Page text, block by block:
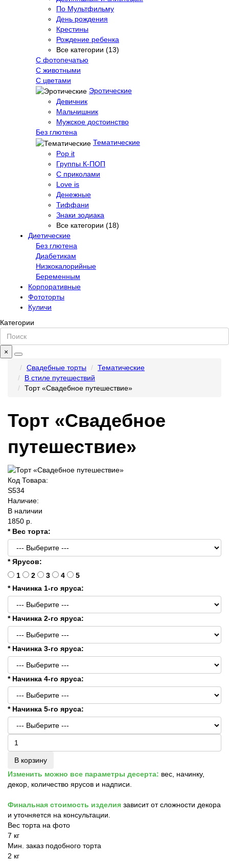
По Мультфильму
День рождения
Крестины
Рождение ребенка
Все категории (13)
С фотопечатью
C животными
С цветами
Эротические
Девичник
Мальчишник
Мужское достоинство
Без глютена
Тематические
Pop it
Группы К-ПОП
С приколами
Love is
Денежные
Тиффани
Знаки зодиака
Все категории (18)
Диетические
Без глютена
Диабетикам
Низкокалорийные
Беременным
Корпоративные
Фототорты
Куличи
Категории
×
Свадебные торты
Тематические
В стиле путешествий
Торт «Свадебное путешествие»
Торт «Свадебное
путешествие»
Код Товара:
S534
Наличие:
В наличии
1850 р.
* Вес торта:
* Ярусов:
1
2 3 4
5
* Начинка 1-го яруса:
* Начинка 2-го яруса:
* Начинка 3-го яруса:
* Начинка 4-го яруса:
* Начинка 5-го яруса:
В корзину
Изменить можно все параметры десерта: вес, начинку,
декор, количество ярусов и надписи.
Финальная стоимость изделия зависит от сложности декора
и уточняется на консультации.
Вес торта на фото
7 кг
Мин. заказ подобного торта
2 кг